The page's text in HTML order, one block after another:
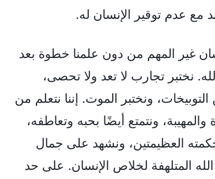
مع عدم توقير الإنسان له.
غير المهم من دون علمنا خطوة بعد
نختبر تجارب لا تعد ولا تحصى،
ونختبر الموت. إننا نتعلم من
ونتمتع أيضًا بحبه وتعاطفه،
العظيمتين، ونشهد على جمال
الله المتلهفة لخلاص الإنسان. على حد